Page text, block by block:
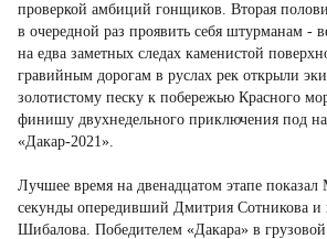
проверкой амбиций гонщиков. Вторая
в очередной раз проявить себя штурманам -
на едва заметных следах каменистой
гравийным дорогам в руслах рек открыли
золотистому песку к побережью Красного
финишу двухнедельного приключения под
«Дакар-2021».
Лучшее время на двенадцатом этапе
секунды опередивший Дмитрия Сотникова
Шибалова. Победителем «Дакара» в